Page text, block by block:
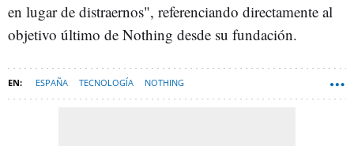
en lugar de distraernos", referenciando directamente al
objetivo último de Nothing desde su fundación.
ESPAÑA TECNOLOGÍA NOTHING